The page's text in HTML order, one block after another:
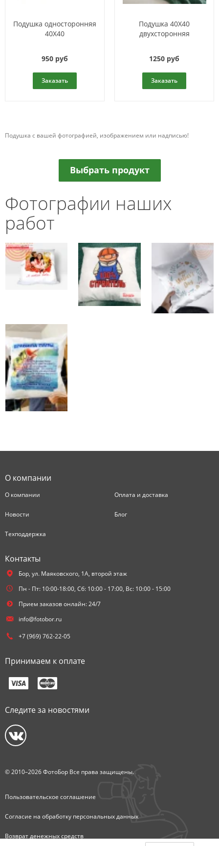
Подушка односторонняя
40Х40
950 руб
Заказать
Подушка 40X40
двухсторонняя
1250 руб
Заказать
Подушка с вашей фотографией, изображением или надписью!
Выбрать продукт
Фотографии наших
работ
О компании
О компании Оплата и доставка
Новости Блог
Техподдержка
Контакты
Бор, ул. Маяковского, 1А, второй этаж
Пн - Пт: 10:00-18:00, Сб: 10:00 - 17:00, Вс: 10:00 - 15:00
Прием заказов онлайн: 24/7
info@fotobor.ru
+7 (969) 762-22-05
Принимаем к оплате
Следите за новостями
© 2010–2026 ФотоБор Все права защищены.
Пользовательское соглашение
Согласие на обработку персональных данных
Возврат денежных средств